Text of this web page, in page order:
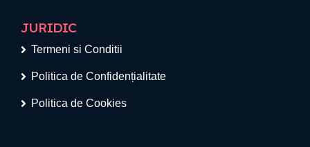
JURIDIC
Termeni si Conditii
Politica de Confidențialitate
Politica de Cookies